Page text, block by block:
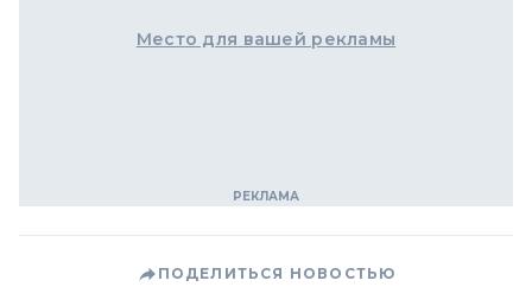
Место для вашей рекламы
ПОДЕЛИТЬСЯ НОВОСТЬЮ